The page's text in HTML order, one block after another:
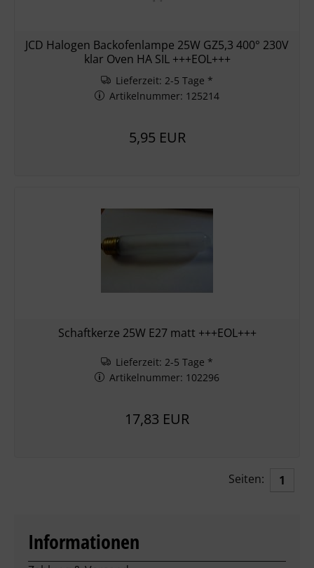
JCD Halogen Backofenlampe 25W GZ5,3 400° 230V
klar Oven HA SIL +++EOL+++
Lieferzeit: 2-5 Tage *
Artikelnummer: 125214
5,95 EUR
Schaftkerze 25W E27 matt +++EOL+++
Lieferzeit: 2-5 Tage *
Artikelnummer: 102296
17,83 EUR
Seiten: 1
Informationen